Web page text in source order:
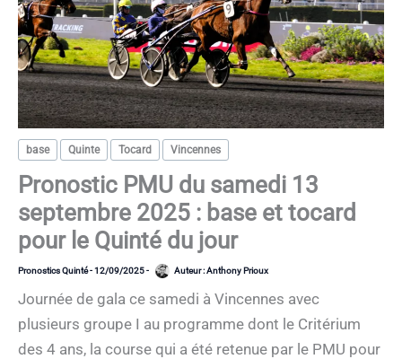
base Quinte Tocard Vincennes
Pronostic PMU du samedi 13
septembre 2025 : base et tocard
pour le Quinté du jour
Pronostics Quinté-12/09/2025- Auteur :Anthony Prioux
Journée de gala ce samedi à Vincennes avec
plusieurs groupe I au programme dont le Critérium
des 4 ans, la course qui a été retenue par le PMU pour